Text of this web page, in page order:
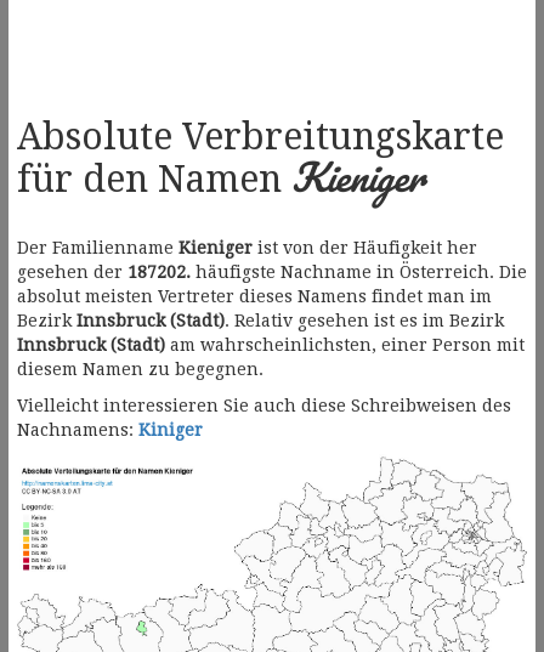
Absolute Verbreitungskarte
für den Namen Kieniger
Der Familienname Kieniger ist von der Häufigkeit her
gesehen der 187202. häufigste Nachname in Österreich. Die
absolut meisten Vertreter dieses Namens findet man im
Bezirk Innsbruck (Stadt). Relativ gesehen ist es im Bezirk
Innsbruck (Stadt) am wahrscheinlichsten, einer Person mit
diesem Namen zu begegnen.
Vielleicht interessieren Sie auch diese Schreibweisen des
Nachnamens: Kiniger